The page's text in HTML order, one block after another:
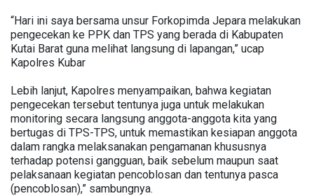
“Hari ini saya bersama unsur Forkopimda Jepara melakukan
pengecekan ke PPK dan TPS yang berada di Kabupaten
Kutai Barat guna melihat langsung di lapangan,” ucap
Kapolres Kubar
Lebih lanjut, Kapolres menyampaikan, bahwa kegiatan
pengecekan tersebut tentunya juga untuk melakukan
monitoring secara langsung anggota-anggota kita yang
bertugas di TPS-TPS, untuk memastikan kesiapan anggota
dalam rangka melaksanakan pengamanan khususnya
terhadap potensi gangguan, baik sebelum maupun saat
pelaksanaan kegiatan pencoblosan dan tentunya pasca
(pencoblosan),” sambungnya.